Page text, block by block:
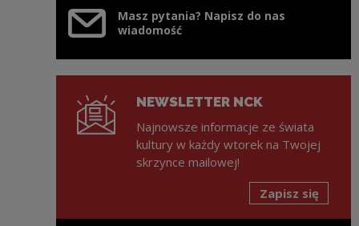
Masz pytania? Napisz do nas
wiadomość
NEWSLETTER NCK
Najnowsze informacje ze świata
kultury w każdy wtorek na Twojej
skrzynce mailowej!
Zapisz się